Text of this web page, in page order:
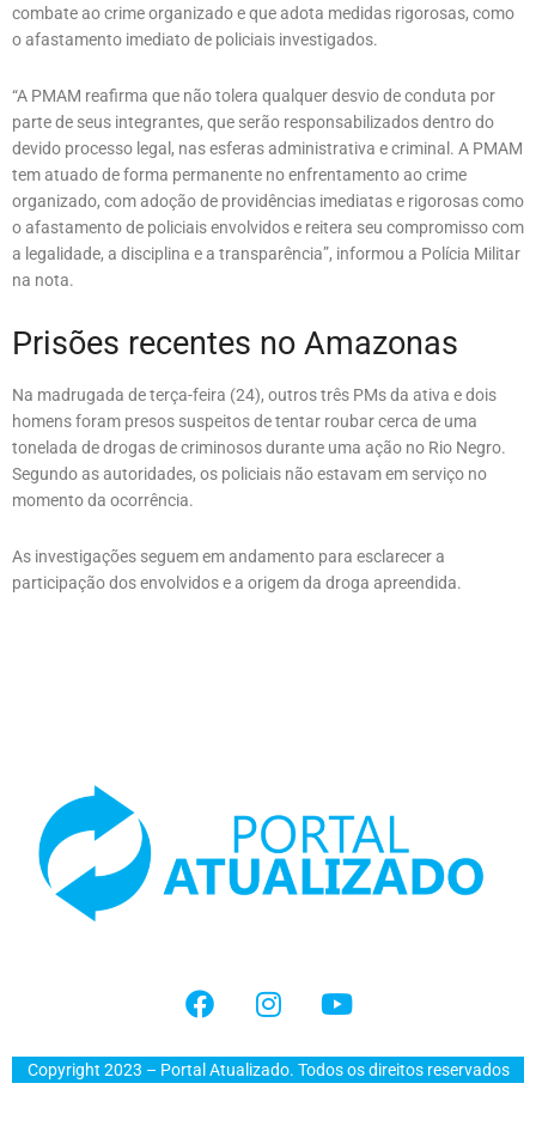
combate ao crime organizado e que adota medidas rigorosas, como
o afastamento imediato de policiais investigados.
“A PMAM reafirma que não tolera qualquer desvio de conduta por
parte de seus integrantes, que serão responsabilizados dentro do
devido processo legal, nas esferas administrativa e criminal. A PMAM
tem atuado de forma permanente no enfrentamento ao crime
organizado, com adoção de providências imediatas e rigorosas como
o afastamento de policiais envolvidos e reitera seu compromisso com
a legalidade, a disciplina e a transparência”, informou a Polícia Militar
na nota.
Prisões recentes no Amazonas
Na madrugada de terça-feira (24), outros três PMs da ativa e dois
homens foram presos suspeitos de tentar roubar cerca de uma
tonelada de drogas de criminosos durante uma ação no Rio Negro.
Segundo as autoridades, os policiais não estavam em serviço no
momento da ocorrência.
As investigações seguem em andamento para esclarecer a
participação dos envolvidos e a origem da droga apreendida.
Copyright 2023 – Portal Atualizado. Todos os direitos reservados